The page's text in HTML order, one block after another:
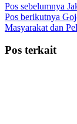
Pos sebelumnya
Pos berikutnya
Masyarakat dan
Pos terkait